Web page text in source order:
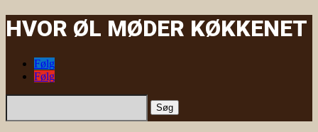
HVOR ØL MØDER KØKKENET
Følg
Følg
Søg